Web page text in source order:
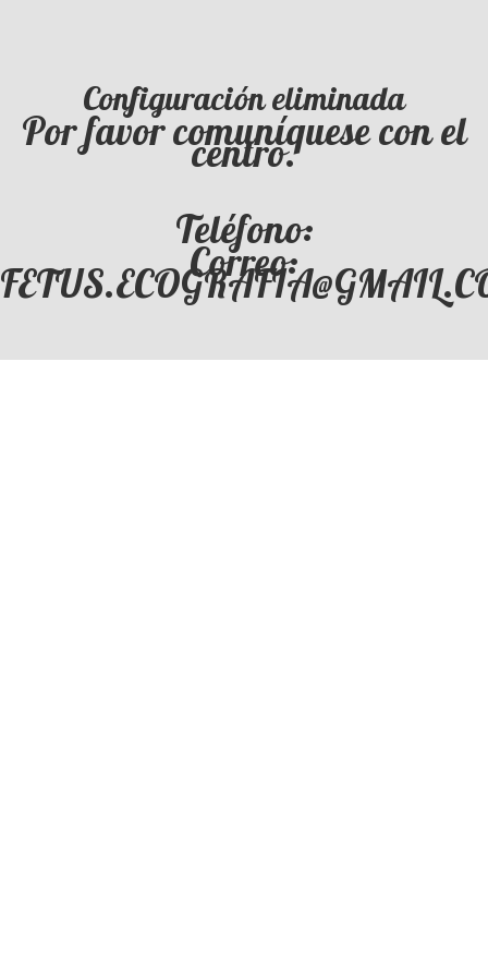
Configuración eliminada
Por favor comuníquese con el
centro.
Teléfono:
Correo: